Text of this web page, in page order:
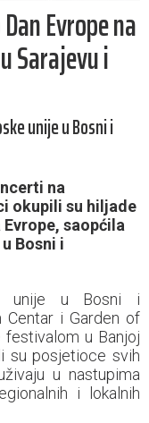
Evrope na
Sarajevu i
unije u Bosni i
na
okupili su hiljade
saopćila
Bosni i
unije u Bosni i
Centar i Garden of
festivalom u Banjoj
su posjetioce svih
u nastupima
i lokalnih